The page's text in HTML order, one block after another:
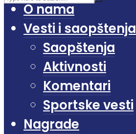
O nama
Vesti i saopštenja
Saopštenja
Aktivnosti
Komentari
Sportske vesti
Nagrade